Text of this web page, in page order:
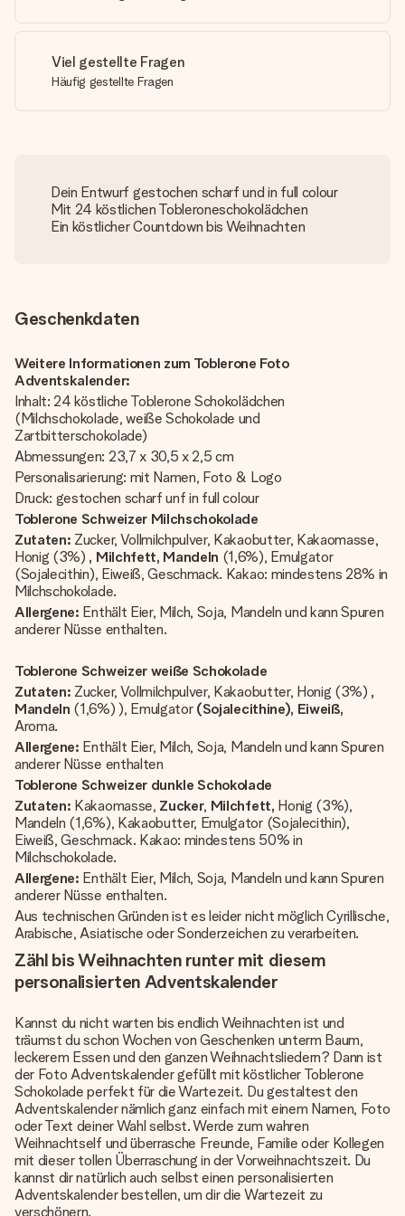
Viel gestellte Fragen
Häufig gestellte Fragen
Dein Entwurf gestochen scharf und in full colour
Mit 24 köstlichen Tobleroneschokolädchen
Ein köstlicher Countdown bis Weihnachten
Geschenkdaten
Weitere Informationen zum Toblerone Foto
Adventskalender:
Inhalt: 24 köstliche Toblerone Schokolädchen
(Milchschokolade, weiße Schokolade und
Zartbitterschokolade)
Abmessungen: 23,7 x 30,5 x 2,5 cm
Personalisarierung: mit Namen, Foto & Logo
Druck: gestochen scharf unf in full colour
Toblerone Schweizer Milchschokolade
Zutaten: Zucker, Vollmilchpulver, Kakaobutter, Kakaomasse,
Honig (3%) , Milchfett, Mandeln (1,6%), Emulgator
(Sojalecithin), Eiweiß, Geschmack. Kakao: mindestens 28% in
Milchschokolade.
Allergene: Enthält Eier, Milch, Soja, Mandeln und kann Spuren
anderer Nüsse enthalten.
Toblerone Schweizer weiße Schokolade
Zutaten: Zucker, Vollmilchpulver, Kakaobutter, Honig (3%) ,
Mandeln (1,6%) ), Emulgator (Sojalecithine), Eiweiß,
Aroma.
Allergene: Enthält Eier, Milch, Soja, Mandeln und kann Spuren
anderer Nüsse enthalten
Toblerone Schweizer dunkle Schokolade
Zutaten: Kakaomasse, Zucker, Milchfett, Honig (3%),
Mandeln (1,6%), Kakaobutter, Emulgator (Sojalecithin),
Eiweiß, Geschmack. Kakao: mindestens 50% in
Milchschokolade.
Allergene: Enthält Eier, Milch, Soja, Mandeln und kann Spuren
anderer Nüsse enthalten.
Aus technischen Gründen ist es leider nicht möglich Cyrillische,
Arabische, Asiatische oder Sonderzeichen zu verarbeiten.
Zähl bis Weihnachten runter mit diesem
personalisierten Adventskalender
Kannst du nicht warten bis endlich Weihnachten ist und
träumst du schon Wochen von Geschenken unterm Baum,
leckerem Essen und den ganzen Weihnachtsliedern? Dann ist
der Foto Adventskalender gefüllt mit köstlicher Toblerone
Schokolade perfekt für die Wartezeit. Du gestaltest den
Adventskalender nämlich ganz einfach mit einem Namen, Foto
oder Text deiner Wahl selbst. Werde zum wahren
Weihnachtself und überrasche Freunde, Familie oder Kollegen
mit dieser tollen Überraschung in der Vorweihnachtszeit. Du
kannst dir natürlich auch selbst einen personalisierten
Adventskalender bestellen, um dir die Wartezeit zu
verschönern.